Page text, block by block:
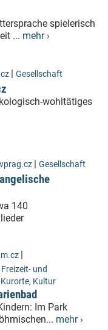
spielerisch
... mehr ›
| Gesellschaft
wohltätiges
| Gesellschaft
140
|
Freizeit- und
Kurorte, Kultur
Im Park
mehr ›